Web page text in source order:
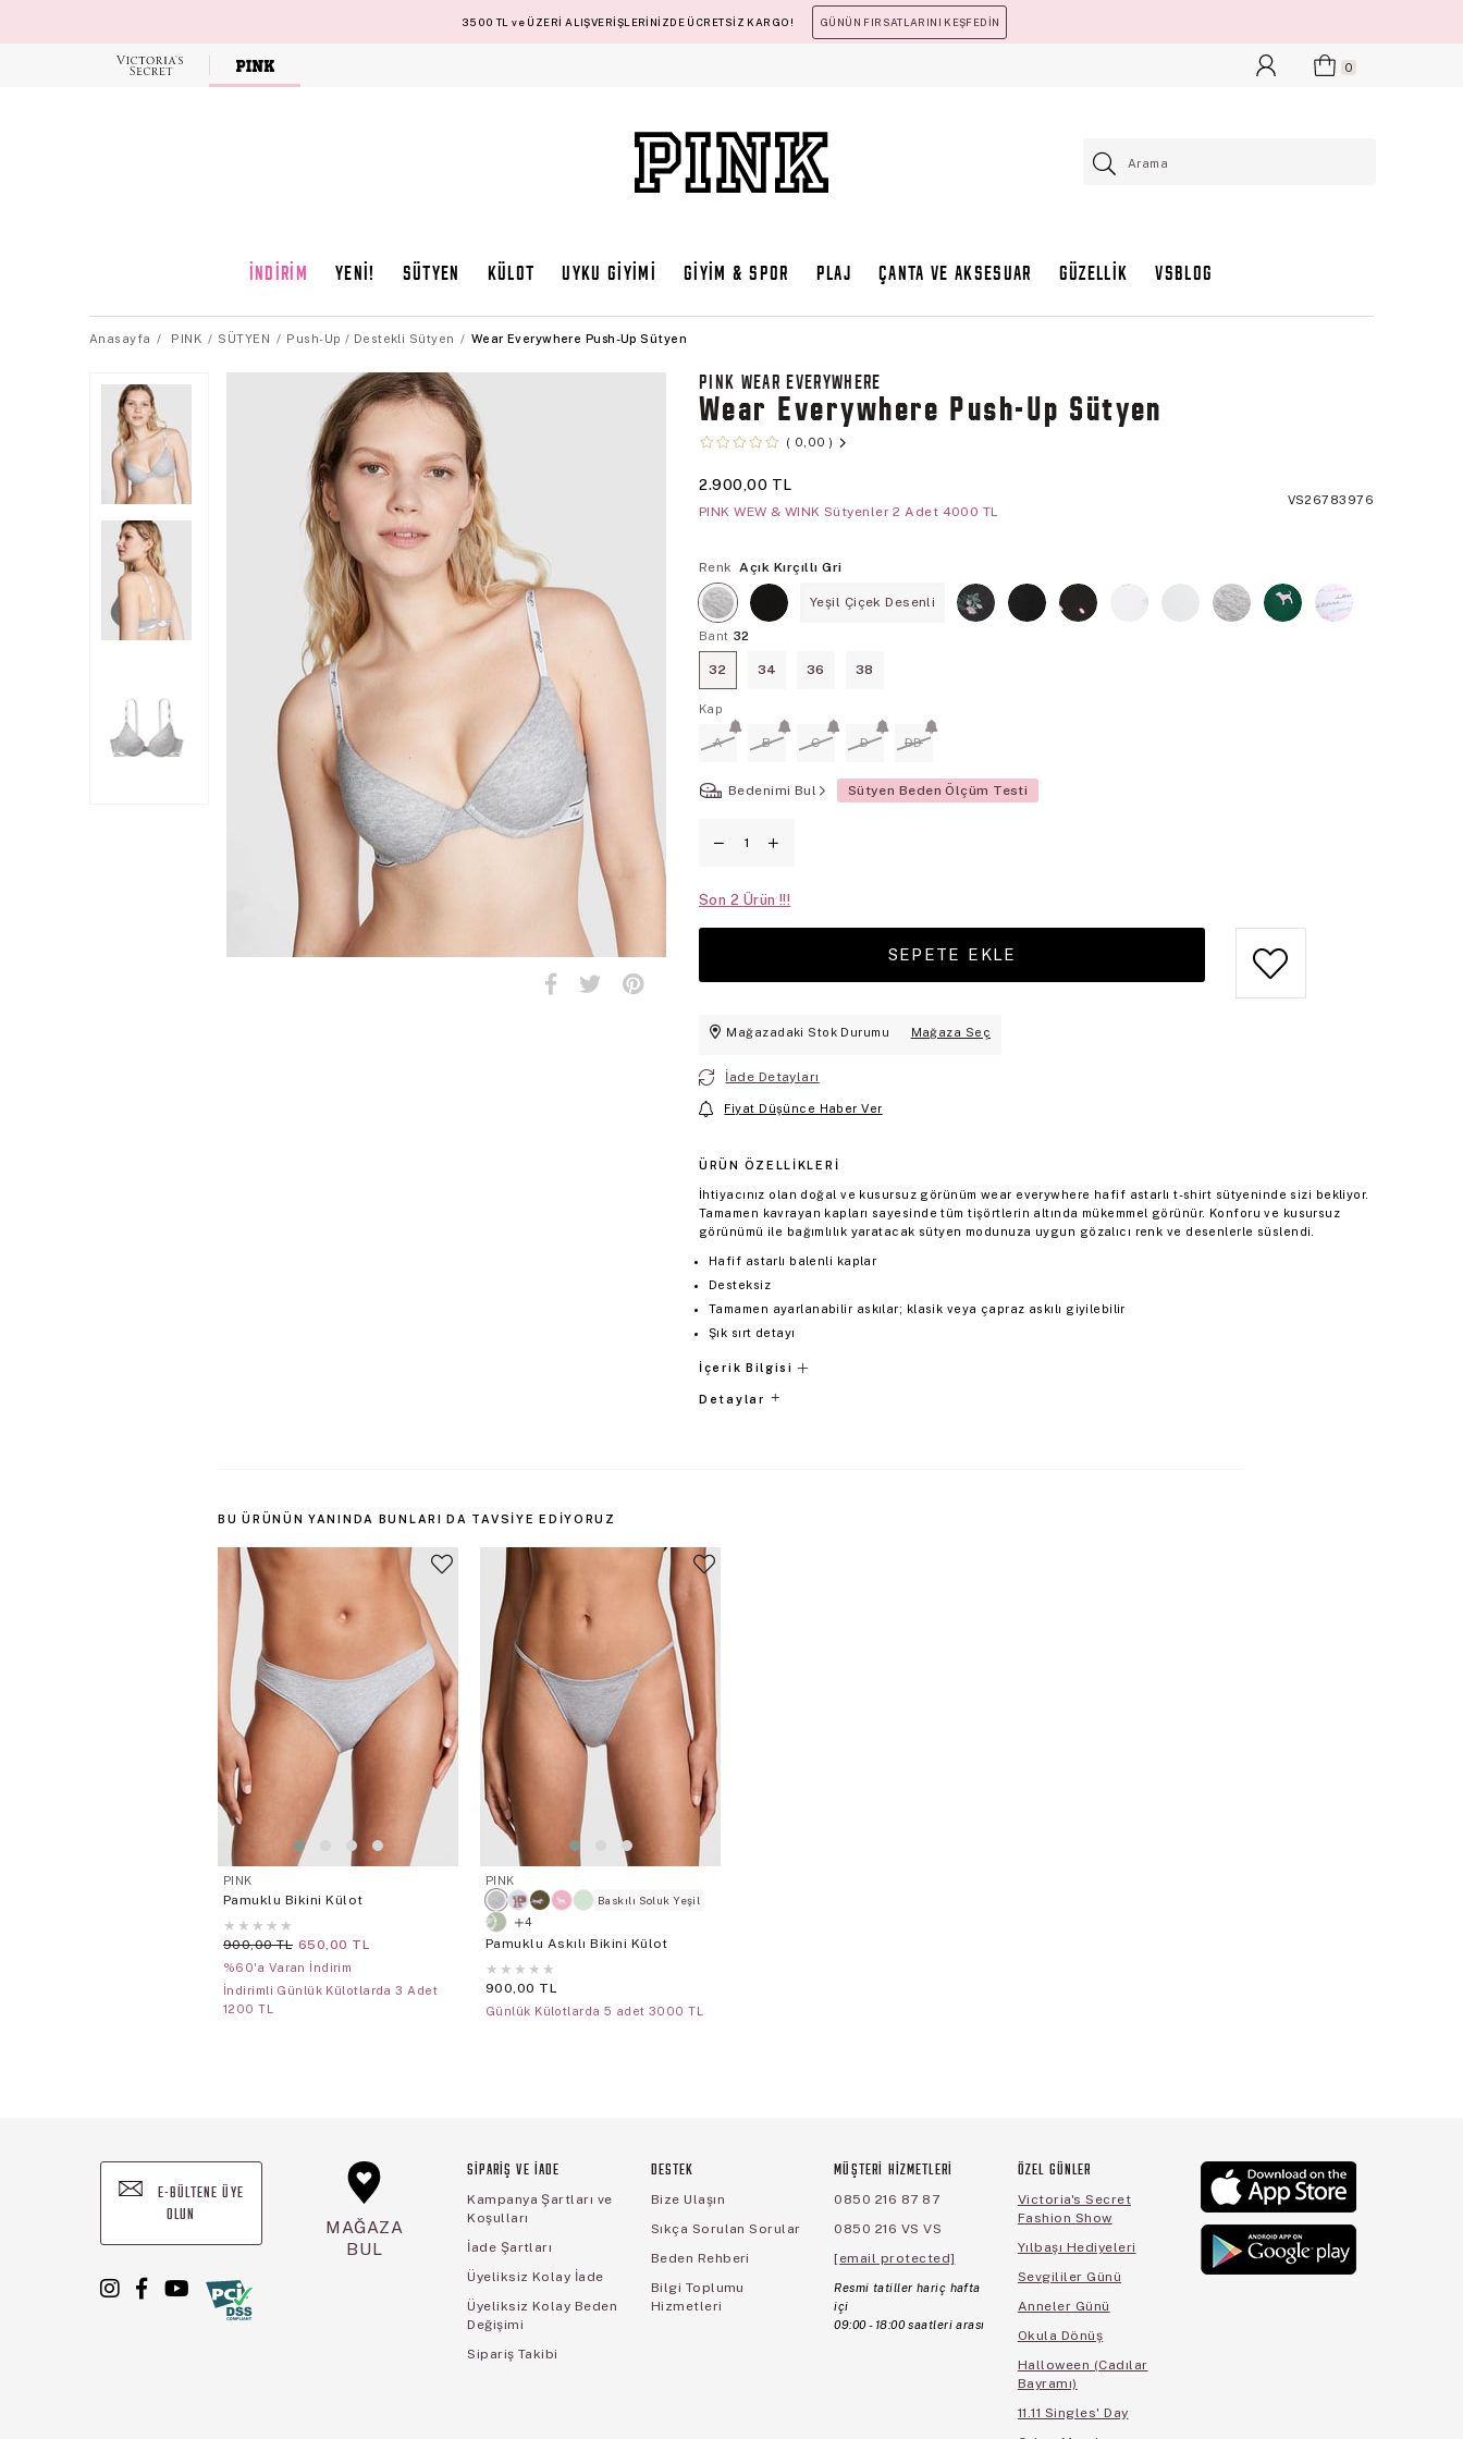
3500 TL ve ÜZERİ ALIŞVERİŞLERİNİZDE ÜCRETSİZ KARGO! GÜNÜN FIRSATLARINI KEŞFEDİN
Victoria's
0
İNDİRİM YENİ! SÜTYEN KÜLOT UYKU GİYİMİ GİYİM & SPOR PLAJ ÇANTA VE AKSESUAR GÜZELLİK VSBLOG
Anasayfa PINK SÜTYEN Push-Up / Destekli Sütyen Wear Everywhere Push-Up Sütyen
PINK WEAR EVERYWHERE
Wear Everywhere Push-Up Sütyen
0,00
2.900,00 TL
PINK WEW & WINK Sütyenler 2 Adet 4000 TL
VS26783976
Renk Açık Kırçıllı Gri
Yeşil Çiçek Desenli
Bant 32
32 34 36 38
Kap
A B C D DD
Bedenimi Bul Sütyen Beden Ölçüm Testi
Son 2
Mağazadaki Stok Durumu Mağaza Seç
İade Detayları
Fiyat Düşünce Haber Ver
ÜRÜN ÖZELLIKLERI
İhtiyacınız olan doğal ve kusursuz görünüm wear everywhere hafif astarlı t-shirt sütyeninde sizi bekliyor.
Tamamen kavrayan kapları sayesinde tüm tişörtlerin altında mükemmel görünür. Konforu ve kusursuz
görünümü ile bağımlılık yaratacak sütyen modunuza uygun gözalıcı renk ve desenlerle süslendi.
Hafif astarlı balenli kaplar
Desteksiz
Tamamen ayarlanabilir askılar; klasik veya çapraz askılı giyilebilir
Şık sırt detayı
İçerik Bilgisi
Detaylar
BU ÜRÜNÜN YANINDA BUNLARI DA TAVSIYE EDIYORUZ
PINK
Pamuklu Bikini Külot
★ ★ ★ ★ ★
900,00 TL 650,00 TL
%60'a Varan İndirim
İndirimli Günlük Külotlarda 3 Adet
1200 TL
PINK
Baskılı Soluk Yeşil
4
Pamuklu Askılı Bikini Külot
★ ★ ★ ★ ★
900,00 TL
Günlük Külotlarda 5 adet 3000 TL
E-BÜLTENE ÜYE
OLUN
MAĞAZA
BUL
SİPARİŞ VE İADE
Kampanya Şartları ve
Koşulları
İade Şartları
Üyeliksiz Kolay İade
Üyeliksiz Kolay Beden
Değişimi
Sipariş Takibi
DESTEK
Bize Ulaşın
Sıkça Sorulan Sorular
Beden Rehberi
Bilgi Toplumu
Hizmetleri
MÜŞTERİ HİZMETLERİ
0850 216 87 87
0850 216 VS VS
[email protected]
Resmi tatiller hariç hafta
içi
09:00 - 18:00 saatleri arası
ÖZEL GÜNLER
Victoria's Secret
Fashion Show
Yılbaşı Hediyeleri
Sevgililer Günü
Anneler Günü
Okula Dönüş
Halloween (Cadılar
Bayramı)
11.11 Singles' Day